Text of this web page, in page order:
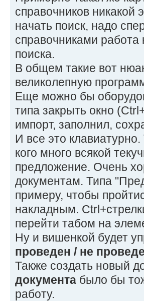
справочников никакой
начать поиск, надо
справочниками работа
поиска.
В общем такие вот
великолепную
Еще можно бы
типа закрыть окно
импорт, заполнил,
И все это
кого много всякой
предложение. Очень
документам. Типа
примеру, чтобы
накладным.
перейти табом на
Ну и вишенкой будет
проведен / не
Также создать новый
документа было бы
работу.